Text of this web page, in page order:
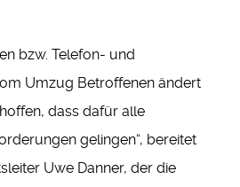
bzw. Telefon- und
Umzug Betroffenen ändert
dass dafür alle
gelingen“, bereitet
Uwe Danner, der die